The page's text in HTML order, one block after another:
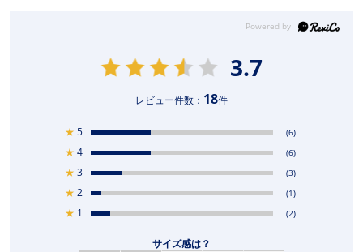
3.7
レビュー件数： 18件
★ 5 (6)
★ 4 (6)
★ 3 (3)
★ 2 (1)
★ 1 (2)
サイズ感は？